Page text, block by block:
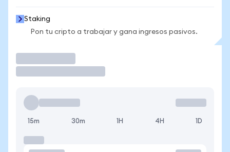
Staking
Pon tu cripto a trabajar y gana ingresos pasivos.
15m 30m 1H 4H 1D